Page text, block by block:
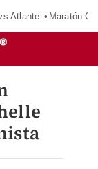
Atlante Maratón